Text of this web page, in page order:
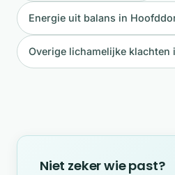
Energie uit balans in
Overige lichamelijke klachten
Niet zeker wie past?